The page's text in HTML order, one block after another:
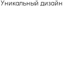
дизайн